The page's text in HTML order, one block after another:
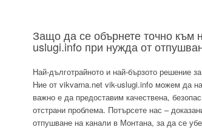
Защо да се обърнете точно към
uslugi.info при нужда от
Най-дълготрайното и най-бързото решение
Ние от vikvarna.net vik-uslugi.info можем да
важно е да предоставим качествена,
отстрани проблема. Потърсете нас –
отпушване на канали в Монтана, за да се